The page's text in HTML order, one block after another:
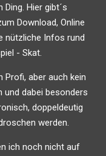
Ding. Hier gibt´s
Download, Online
nützliche Infos rund
- Skat.
Profi, aber auch kein
und dabei besonders
doppeldeutig
werden.
ich noch nicht auf